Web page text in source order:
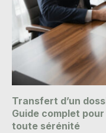
Transfert d’un
Guide complet
toute sérénité